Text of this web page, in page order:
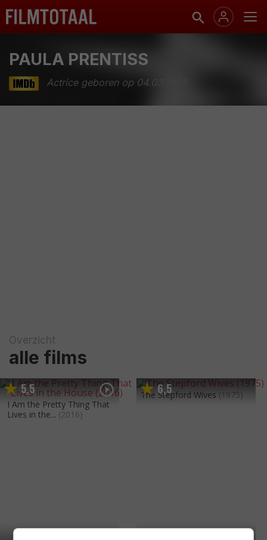
PAULA PRENTISS
Actrice geboren op 04.03.1938
Overzicht
alle films
5,5
I Am the Pretty Thing That
Lives in the... (2016)
6,5
The Stepford Wives (1975)